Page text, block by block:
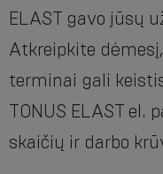
ELAST gavo jūsų
Atkreipkite
terminai gali
TONUS ELAST el.
skaičių ir darbo